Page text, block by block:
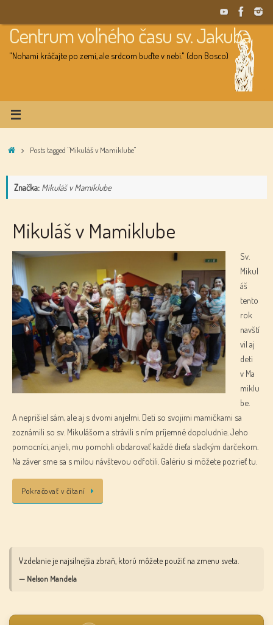
to
content
Centrum voľného času sv. Jakuba
"Nohami kráčajte po zemi, ale srdcom buďte v nebi." (don Bosco)
HomePosts tagged "Mikuláš v Mamiklube"
Značka: Mikuláš v Mamiklube
Mikuláš v Mamiklube
Sv.
Mikul
áš
tento
rok
navští
vil aj
deti
v Ma
miklu
be.
A neprišiel sám, ale aj s dvomi anjelmi. Deti so svojimi mamičkami sa
zoznámili so sv. Mikulášom a strávili s ním príjemné dopoludnie. Jeho
pomocníci, anjeli, mu pomohli obdarovať každé dieťa sladkým darčekom.
Na záver sme sa s milou návštevou odfotili. Galériu si môžete pozrieť tu.
Pokračovať v čítaní
Vzdelanie je najsilnejšia zbraň, ktorú môžete použiť na zmenu sveta.
— Nelson Mandela